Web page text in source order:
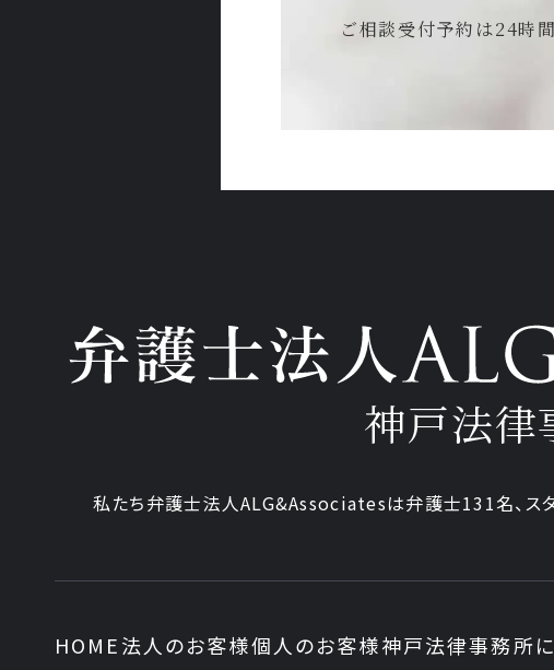
ご相談受付予約は24時
神戸法律
私たち弁護士法人ALG&Associatesは弁護士131名、ス
HOME法人のお客様個人のお客様神戸法律事務所